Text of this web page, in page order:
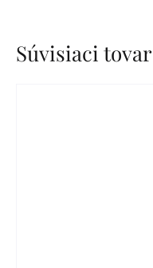
Súvisiaci tovar